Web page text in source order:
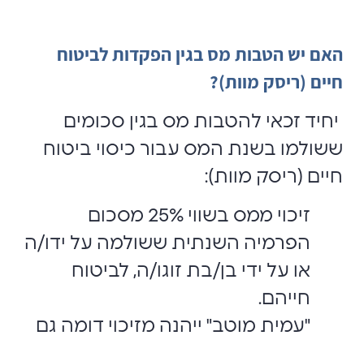
האם יש הטבות מס בגין הפקדות לביטוח
חיים (ריסק מוות)?
יחיד זכאי להטבות מס בגין סכומים
ששולמו בשנת המס עבור כיסוי ביטוח
חיים (ריסק מוות):
זיכוי ממס בשווי 25% מסכום
הפרמיה השנתית ששולמה על ידו/ה
או על ידי בן/בת זוגו/ה, לביטוח
חייהם.
"עמית מוטב" ייהנה מזיכוי דומה גם